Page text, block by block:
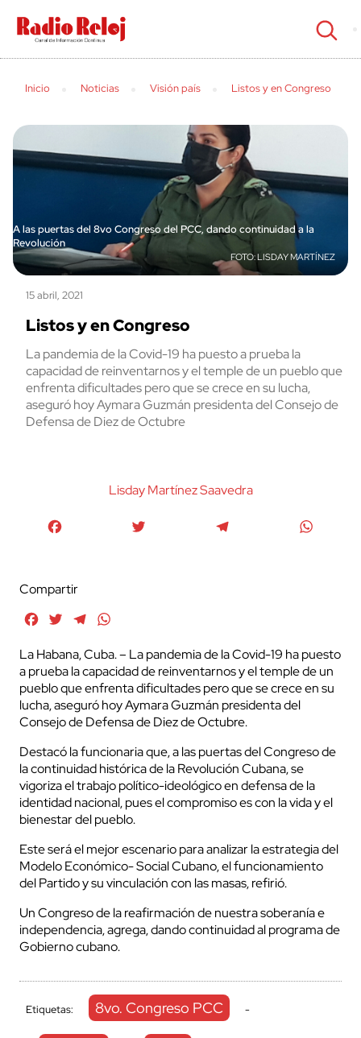
cerrar
Inicio Noticias Visión país Listos y en Congreso
A las puertas del 8vo Congreso del PCC, dando continuidad a la
Revolución
LISDAY MARTÍNEZ
15 abril, 2021
Listos y en Congreso
La pandemia de la Covid-19 ha puesto a prueba la
capacidad de reinventarnos y el temple de un pueblo que
enfrenta dificultades pero que se crece en su lucha,
aseguró hoy Aymara Guzmán presidenta del Consejo de
Defensa de Diez de Octubre
Lisday Martínez Saavedra
Compartir
FacebookTwitterTelegram
La Habana, Cuba. – La pandemia de la Covid-19 ha puesto
a prueba la capacidad de reinventarnos y el temple de un
pueblo que enfrenta dificultades pero que se crece en su
lucha, aseguró hoy Aymara Guzmán presidenta del
Consejo de Defensa de Diez de Octubre.
Destacó la funcionaria que, a las puertas del Congreso de
la continuidad histórica de la Revolución Cubana, se
vigoriza el trabajo político-ideológico en defensa de la
identidad nacional, pues el compromiso es con la vida y el
bienestar del pueblo.
Este será el mejor escenario para analizar la estrategia del
Modelo Económico- Social Cubano, el funcionamiento
del Partido y su vinculación con las masas, refirió.
Un Congreso de la reafirmación de nuestra soberanía e
independencia, agrega, dando continuidad al programa de
Gobierno cubano.
Etiquetas: 8vo. Congreso PCC -